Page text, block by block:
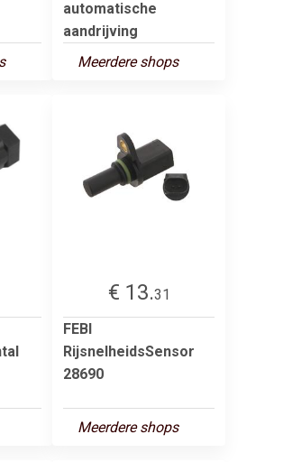
automatische
aandrijving
Meerdere shops
€ 13.31
FEBI
RijsnelheidsSensor
28690
Meerdere shops